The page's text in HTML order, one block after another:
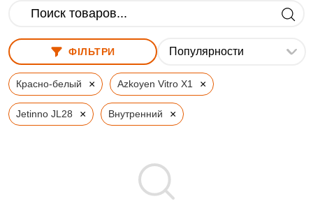
ФІЛЬТРИ
Красно-белый × Azkoyen Vitro X1 ×
Jetinno JL28 × Внутренний ×